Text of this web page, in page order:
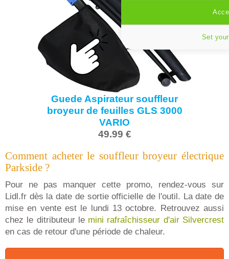
Guede Aspirateur souffleur
broyeur de feuilles GLS 3000
VARIO
49.99 €
Comment acheter le souffleur broyeur électrique
Parkside ?
Pour ne pas manquer cette promo, rendez-vous sur
Lidl.fr dès la date de sortie officielle de l'outil. La date de
mise en vente est le lundi 13 octobre. Retrouvez aussi
chez le ditributeur le mini rafraîchisseur d'air Silvercrest
en cas de retour d'une période de chaleur.
Set